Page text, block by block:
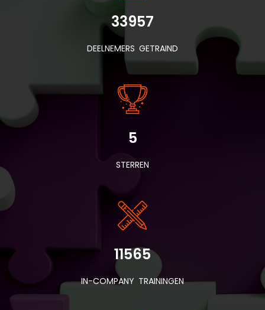
33957
DEELNEMERS GETRAIND
5
STERREN
11565
IN-COMPANY TRAININGEN